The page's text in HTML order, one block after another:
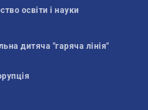
освіти і науки
дитяча "гаряча лінія"